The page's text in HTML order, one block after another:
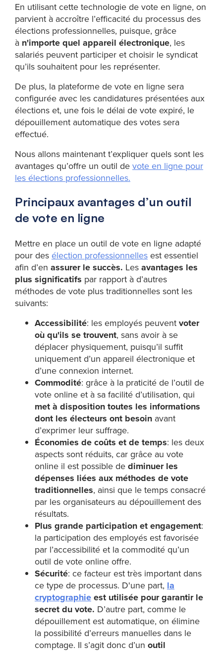
En utilisant cette technologie de vote en ligne, on
parvient à accroître l’efficacité du processus des
élections professionnelles, puisque, grâce
à n'importe quel appareil électronique, les
salariés peuvent participer et choisir le syndicat
qu’ils souhaitent pour les représenter.
De plus, la plateforme de vote en ligne sera
configurée avec les candidatures présentées aux
élections et, une fois le délai de vote expiré, le
dépouillement automatique des votes sera
effectué.
Nous allons maintenant t’expliquer quels sont les
avantages qu’offre un outil devote en ligne pour
les élections professionnelles.
Principaux avantages d’un outil
de vote en ligne
Mettre en place un outil de vote en ligne adapté
pour des élection professionnellesest essentiel
afin d’en assurer le succès. Lesavantages les
plus significatifs par rapport à d’autres
méthodes de vote plus traditionnelles sont les
suivants:
Accessibilité: les employés peuventvoter
où qu'ils se trouvent, sans avoir à se
déplacer physiquement, puisqu’il suffit
uniquement d’un appareil électronique et
d’une connexion internet.
Commodité: grâce à la praticité de l’outil de
vote online et à sa facilité d’utilisation, qui
met à disposition toutes les informations
dont les électeurs ont besoin avant
d’exprimer leur suffrage.
Économies de coûts et de temps: les deux
aspects sont réduits, car grâce au vote
online il est possible dediminuer les
dépenses liées aux méthodes de vote
traditionnelles, ainsi que le temps consacré
par les organisateurs au dépouillement des
résultats.
Plus grande participation et engagement:
la participation des employés est favorisée
par l’accessibilité et la commodité qu’un
outil de vote online offre.
Sécurité: ce facteur est très important dans
ce type de processus. D'une part, la
cryptographieest utilisée pour garantir le
secret du vote. D’autre part, comme le
dépouillement est automatique, on élimine
la possibilité d’erreurs manuelles dans le
comptage. Il s’agit donc d’un outil